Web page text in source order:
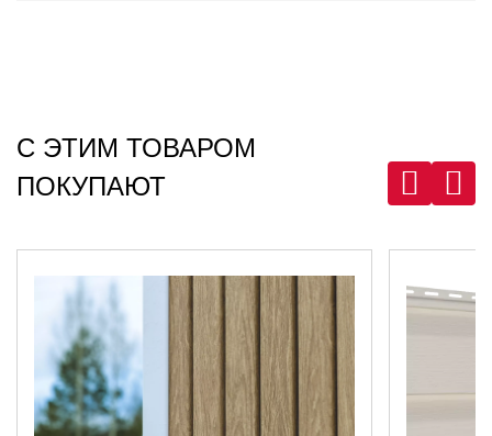
1 Самовывоз г. Лида
г. Лида, ул. Советская 43, офис 29
Смотреть на карте
г. Лида, ул.Советская 70Б
Смотреть на карте
С ЭТИМ ТОВАРОМ
ПОКУПАЮТ